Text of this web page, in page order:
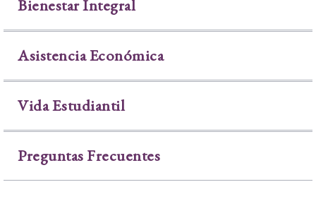
Bienestar Integral
Asistencia Económica
Vida Estudiantil
Preguntas Frecuentes